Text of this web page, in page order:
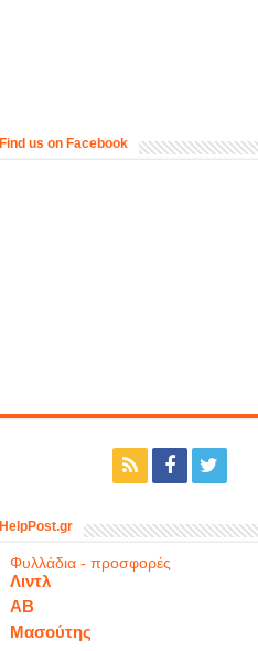
Find us on Facebook
HelpPost.gr
Φυλλάδια - προσφορές
Λιντλ
ΑΒ
Μασούτης